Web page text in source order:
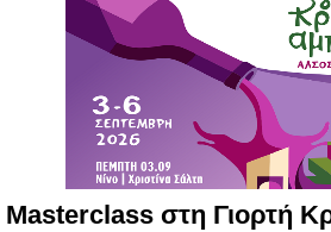
Masterclass στη Γιορτή